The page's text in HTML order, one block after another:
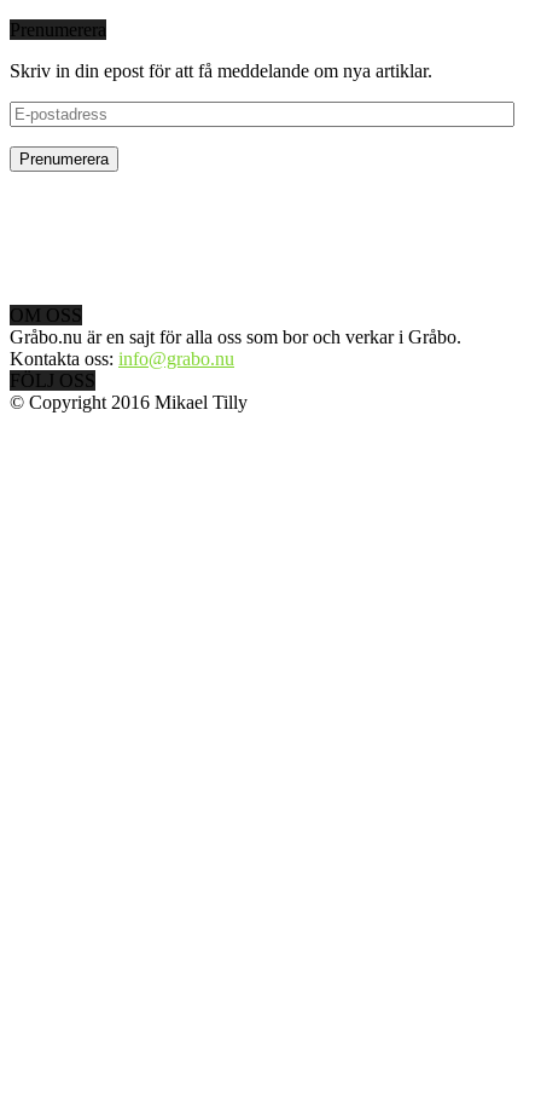
Prenumerera
Skriv in din epost för att få meddelande om nya artiklar.
E-
postadress
OM OSS
Gråbo.nu är en sajt för alla oss som bor och verkar i Gråbo.
Kontakta oss: info@grabo.nu
FÖLJ OSS
© Copyright 2016 Mikael Tilly